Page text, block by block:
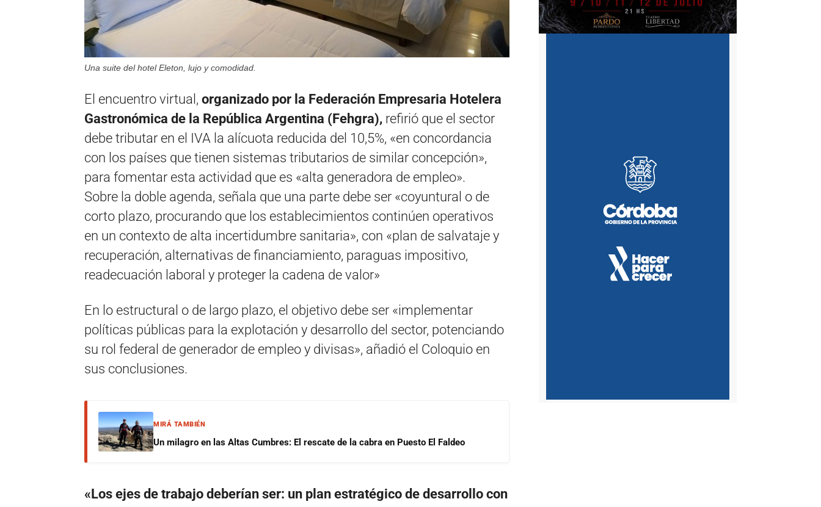
Una suite del hotel Eleton, lujo y comodidad.
El encuentro virtual, organizado por la Federación Empresaria Hotelera
Gastronómica de la República Argentina (Fehgra), refirió que el sector
debe tributar en el IVA la alícuota reducida del 10,5%, «en concordancia
con los países que tienen sistemas tributarios de similar concepción»,
para fomentar esta actividad que es «alta generadora de empleo».
Sobre la doble agenda, señala que una parte debe ser «coyuntural o de
corto plazo, procurando que los establecimientos continúen operativos
en un contexto de alta incertidumbre sanitaria», con «plan de salvataje y
recuperación, alternativas de financiamiento, paraguas impositivo,
readecuación laboral y proteger la cadena de valor»
En lo estructural o de largo plazo, el objetivo debe ser «implementar
políticas públicas para la explotación y desarrollo del sector, potenciando
su rol federal de generador de empleo y divisas», añadió el Coloquio en
sus conclusiones.
MIRÁ TAMBIÉN
Un milagro en las Altas Cumbres: El rescate de la cabra en Puesto El Faldeo
«Los ejes de trabajo deberían ser: un plan estratégico de desarrollo con